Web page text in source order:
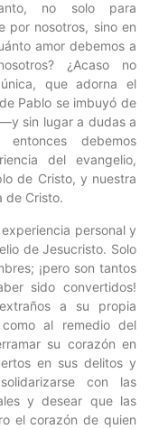
no solo para
por nosotros, sino en
amor debemos a
¿Acaso no
que adorna el
Pablo se imbuyó de
sin lugar a dudas a
debemos
del evangelio,
de Cristo, y nuestra
de Cristo.
personal y
de Jesucristo. Solo
¡pero son tantos
sido convertidos!
a su propia
al remedio del
su corazón en
en sus delitos y
con las
y desear que las
el corazón de quien